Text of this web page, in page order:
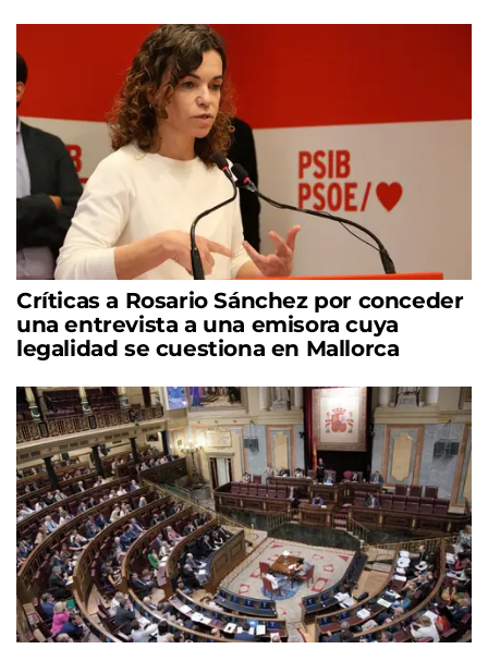
Críticas a Rosario Sánchez por conceder
una entrevista a una emisora cuya
legalidad se cuestiona en Mallorca